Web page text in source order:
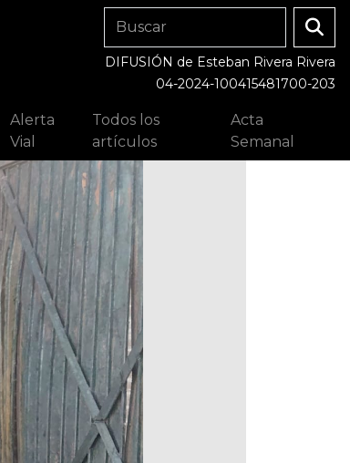
DIFUSIÓN de Esteban Rivera Rivera
04-2024-100415481700-203
Alerta
Vial
Todos los
artículos
Acta
Semanal